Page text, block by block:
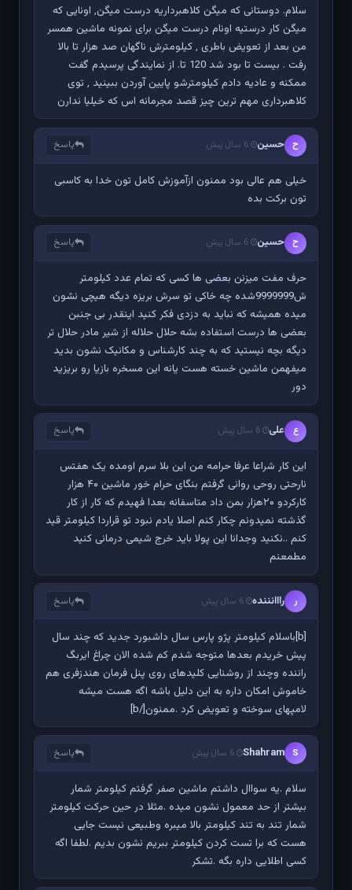
سلام. دوستانی که میگن کلاهبرداریه درست میگن, اونایی که
میگن کار درستیه اونام درست میگن برای نمونه ماشین همسر
من بعد از تعویض باطری , کیلومترش ناگهان صد هزار تا بالا
رفت . بیست تا بود شد 120 تا. از نمایندگی پرسیدم گفت
ممکنه و عادیه دادم کیلومترشو پایین آوردن ببینید , توی
کلاهبرداری مهم ترین چیز قصد مجرمانه اس که خیلیا ندارن
ح حسین 6 سال پیش پاسخ
خیلی هم عالی بود ممنون ازآموزش کامل تون خدا به کاسبی
تون برکت بده
ح حسین 6 سال پیش پاسخ
حرف مفت میزنن بعضی ها کسی که تمام عدد کیلومتر
ش9999999شده چه خاکی تو سرش بریزه دیگه هیچی نشون
میده همیشه که نباید به دزدی فکر کنید اینقدر بی جنبن
بعضی ها درست استفاده بشه حلال حلاله از شیر مادر حلال تر
دیگه بچه نیستید که به چند کارشناس و مکانیک نشون بدید
میفهمن ماشین خسته هست یانه این مسخره بازیا رو بریزید
دور
ع علی 6 سال پیش پاسخ
این کار شراعا عرفا حرامه من این بلا سرم اومده یک هفتس
نارحتی روحی روانی گرفتم بنگای حرام خور ماشین ۴۰ هزار
کارکردو ۲۰هزار بمن داد متاسفانه بعدا فهیدم که کار از کار
گذشته نمیدونم چکار کنم اصلا یادم نبود تو قراردا کیلومتر قید
کنم ..نکنید وجدانا این پولا باید خرج شیمی درمانی کنید
مطمعنم
ر رااانننده 6 سال پیش پاسخ
[b]باسلام کیلومتر پژو پارس سال داشبورد جدید که چند سال
پیش خریدم بعدها متوجه شدم کم شده الان چراغ ایربگ
راننده وچند از روشنایی کلیدهای روی پنل فرمان هندزفری هم
خاموش امکان داره به این دلیل باشه اگه هست میشه
لامپهای سوخته و تعویض کرد .ممنون[/b]
S
Shahram 6 سال پیش پاسخ
سلام .یه سواال داشتم ماشین صفر گرفتم کیلومتر شمار
بیشتر از حد معمول نشون میده .مثلا در حین حرکت کیلومتر
شمار تند به تند کیلومتر بالا میبره وطبیعی نیست جایی
هست که برا تست کردن کیلومتر ببریم نشون بدیم .لطفا اگه
کسی اطلایی داره بگه .تشکر